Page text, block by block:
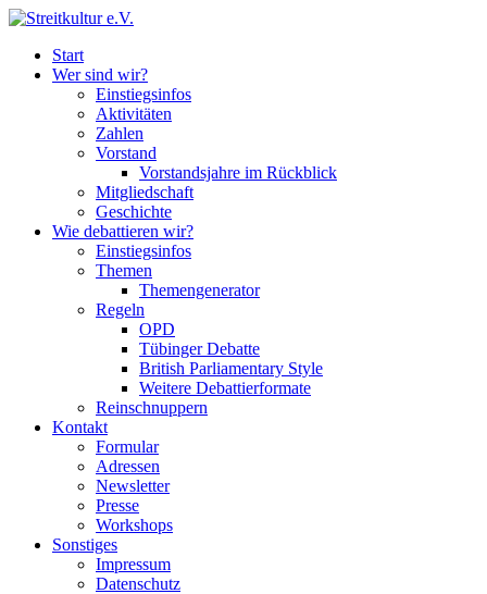
Start
Wer sind wir?
Einstiegsinfos
Aktivitäten
Zahlen
Vorstand
Vorstandsjahre im Rückblick
Mitgliedschaft
Geschichte
Wie debattieren wir?
Einstiegsinfos
Themen
Themengenerator
Regeln
OPD
Tübinger Debatte
British Parliamentary Style
Weitere Debattierformate
Reinschnuppern
Kontakt
Formular
Adressen
Newsletter
Presse
Workshops
Sonstiges
Impressum
Datenschutz